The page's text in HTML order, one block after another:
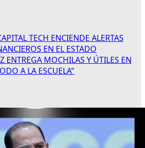
TECH ENCIENDE ALERTAS
EN EL ESTADO
ENTREGA MOCHILAS Y ÚTILES EN
A LA ESCUELA”